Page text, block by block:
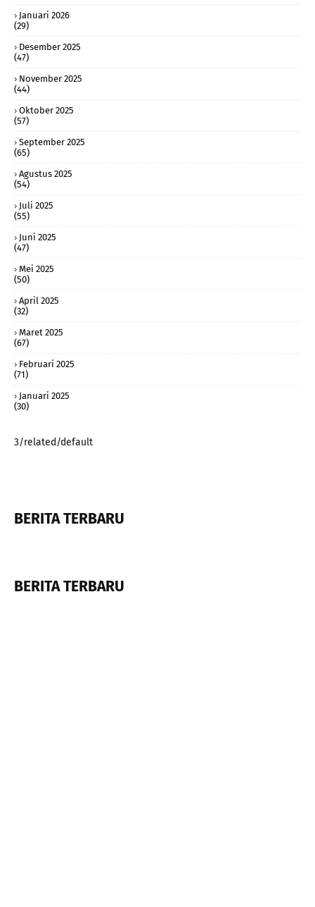
Januari 2026
(29)
Desember 2025
(47)
November 2025
(44)
Oktober 2025
(57)
September 2025
(65)
Agustus 2025
(54)
Juli 2025
(55)
Juni 2025
(47)
Mei 2025
(50)
April 2025
(32)
Maret 2025
(67)
Februari 2025
(71)
Januari 2025
(30)
3/related/default
BERITA TERBARU
BERITA TERBARU